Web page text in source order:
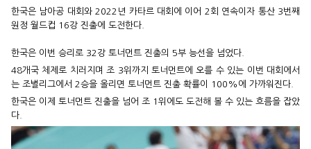
한국은 남아공 대회와 2022년 카타르 대회에 이어 2회 연속이자 통산 3번째
원정 월드컵 16강 진출에 도전한다.
한국은 이번 승리로 32강 토너먼트 진출의 5부 능선을 넘었다.
48개국 체제로 치러지며 조 3위까지 토너먼트에 오를 수 있는 이번 대회에서
는 조별리그에서 2승을 올리면 토너먼트 진출 확률이 100%에 가까워진다.
한국은 이제 토너먼트 진출을 넘어 조 1위에도 도전해 볼 수 있는 흐름을 잡았
다.